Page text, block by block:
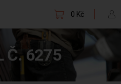
0 Kč
Č. 6275